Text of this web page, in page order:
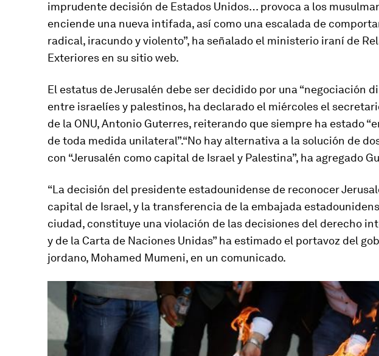
imprudente decisión de Estados Unidos… provoca a los
enciende una nueva intifada, así como una escalada de
radical, iracundo y violento”, ha señalado el ministerio iraní de
Exteriores en su sitio web.
El estatus de Jerusalén debe ser decidido por una “negociación
entre israelíes y palestinos, ha declarado el miércoles el
de la ONU, Antonio Guterres, reiterando que siempre ha estado
de toda medida unilateral”.“No hay alternativa a la solución de
con “Jerusalén como capital de Israel y Palestina”, ha agregado
“La decisión del presidente estadounidense de reconocer
capital de Israel, y la transferencia de la embajada
ciudad, constituye una violación de las decisiones del derecho
y de la Carta de Naciones Unidas” ha estimado el portavoz del
jordano, Mohamed Mumeni, en un comunicado.